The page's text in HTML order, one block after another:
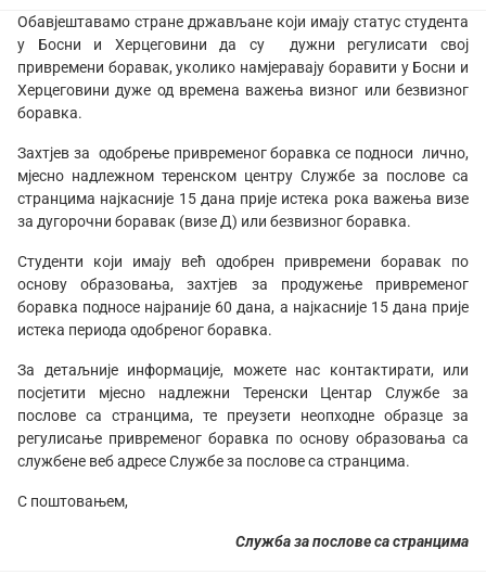
Обавјештавамо стране држављане који имају статус студента
у Босни и Херцеговини да су дужни регулисати свој
привремени боравак, уколико намјеравају боравити у Босни и
Херцеговини дуже од времена важења визног или безвизног
боравка.
Захтјев за одобрење привременог боравка се подноси лично,
мјесно надлежном теренском центру Службе за послове са
странцима најкасније 15 дана прије истека рока важења визе
за дугорочни боравак (визе Д) или безвизног боравка.
Студенти који имају већ одобрен привремени боравак по
основу образовања, захтјев за продужење привременог
боравка подносе најраније 60 дана, а најкасније 15 дана прије
истека периода одобреног боравка.
За детаљније информације, можете нас контактирати, или
посјетити мјесно надлежни Теренски Центар Службе за
послове са странцима, те преузети неопходне образце за
регулисање привременог боравка по основу образовања са
службене веб адресе Службе за послове са странцима.
С поштовањем,
Служба за послове са странцима